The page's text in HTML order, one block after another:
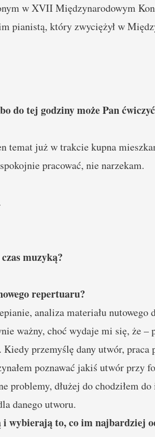
w XVII Międzynarodowym
pianistą, który zwyciężył w
do tej godziny może Pan
temat już w trakcie kupna
pracować, nie narzekam.
muzyką?
repertuaru?
analiza materiału nutowego
ważny, choć wydaje mi się, że –
przemyślę dany utwór, praca
poznawać jakiś utwór przy
problemy, dłużej do chodziłem
danego utworu.
wybierają to, co im najbardziej